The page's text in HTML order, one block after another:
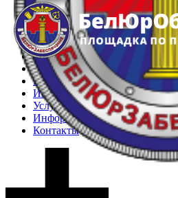
Главная
Арестованное имущество
Реестр несостоявшихся торгов
Реестр переоценок
Частное имущество
Государственное имущество
Интернет-магазин
Интернет-витрина
Услуги
Информация
Контакты